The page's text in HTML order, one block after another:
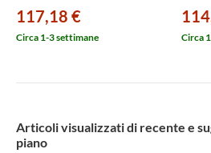
117,18 €
Circa 1-3 settimane Circa
Articoli visualizzati di recente e
piano